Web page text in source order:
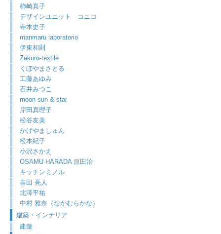
柿崎真子
デザインユニット コニコ
寺本史子
manmaru laboratorio
伊東和則
Zakuro-textile
くぼやまさとる
工藤あゆみ
石井みつこ
moon sun & star
岸田真理子
松谷友美
かげやましゅん
松本紀子
小沢さかえ
OSAMU HARADA 原田治
キッチンミノル
吉田 亮人
北澤平祐
中村 雅奈（なかむらかな）
建築・インテリア
建築